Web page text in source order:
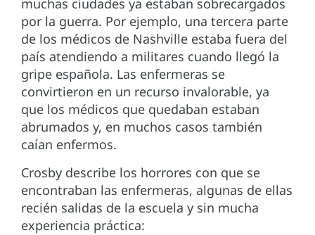
muchas ciudades ya estaban sobrecargados
por la guerra. Por ejemplo, una tercera parte
de los médicos de Nashville estaba fuera del
país atendiendo a militares cuando llegó la
gripe española. Las enfermeras se
convirtieron en un recurso invalorable, ya
que los médicos que quedaban estaban
abrumados y, en muchos casos también
caían enfermos.
Crosby describe los horrores con que se
encontraban las enfermeras, algunas de ellas
recién salidas de la escuela y sin mucha
experiencia práctica: